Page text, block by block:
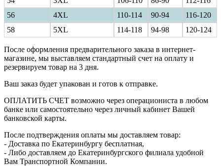
56
4XL 110-114 90-94
116-120
58
5XL 114-118 94-98 120-124
После оформления предварительного заказа в интернет-
магазине, мы выставляем стандартный счет на оплату и
резервируем товар на 3 дня.
Ваш заказ будет упакован и готов к отправке.
ОПЛАТИТЬ СЧЕТ возможно через операциониста в любом
банке или самостоятельно через личный кабинет Вашей
банковской карты.
После подтверждения оплаты мы доставляем товар:
- Доставка по Екатеринбургу бесплатная,
- Либо доставляем до Екатеринбургского филиала удобной
Вам Транспортной Компании.